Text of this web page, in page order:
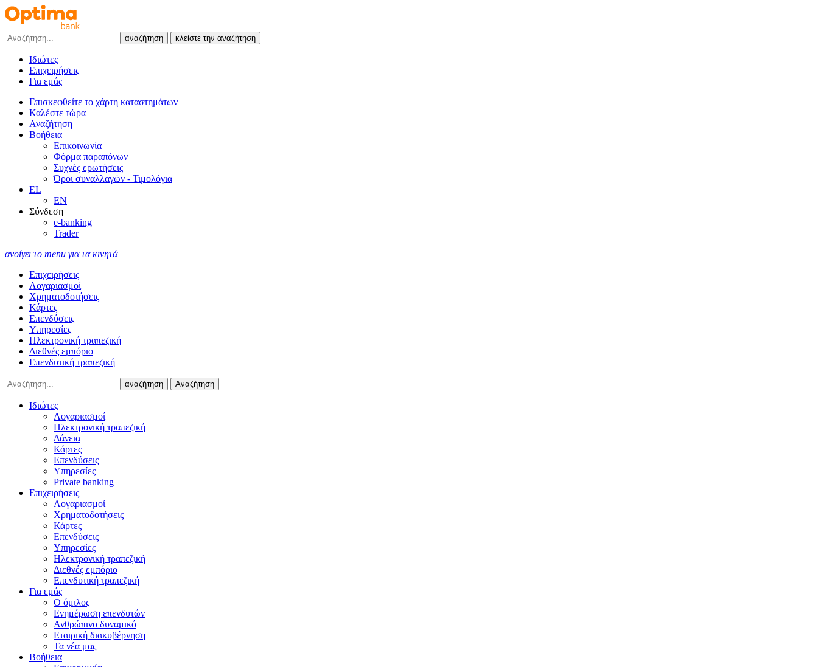
αναζήτηση κλείστε την αναζήτηση
Ιδιώτες
Επιχειρήσεις
Για εμάς
Επισκεφθείτε το χάρτη καταστημάτων
Καλέστε τώρα
Αναζήτηση
Βοήθεια
Επικοινωνία
Φόρμα παραπόνων
Συχνές ερωτήσεις
Όροι συναλλαγών - Τιμολόγια
EL
EN
Σύνδεση
e-banking
Trader
ανοίγει το menu για τα κινητά
Επιχειρήσεις
Λογαριασμοί
Χρηματοδοτήσεις
Κάρτες
Επενδύσεις
Υπηρεσίες
Ηλεκτρονική τραπεζική
Διεθνές εμπόριο
Επενδυτική τραπεζική
αναζήτηση Αναζήτηση
Ιδιώτες
Λογαριασμοί
Ηλεκτρονική τραπεζική
Δάνεια
Κάρτες
Επενδύσεις
Υπηρεσίες
Private banking
Επιχειρήσεις
Λογαριασμοί
Χρηματοδοτήσεις
Κάρτες
Επενδύσεις
Υπηρεσίες
Ηλεκτρονική τραπεζική
Διεθνές εμπόριο
Επενδυτική τραπεζική
Για εμάς
Ο όμιλος
Ενημέρωση επενδυτών
Ανθρώπινο δυναμικό
Εταιρική διακυβέρνηση
Τα νέα μας
Βοήθεια